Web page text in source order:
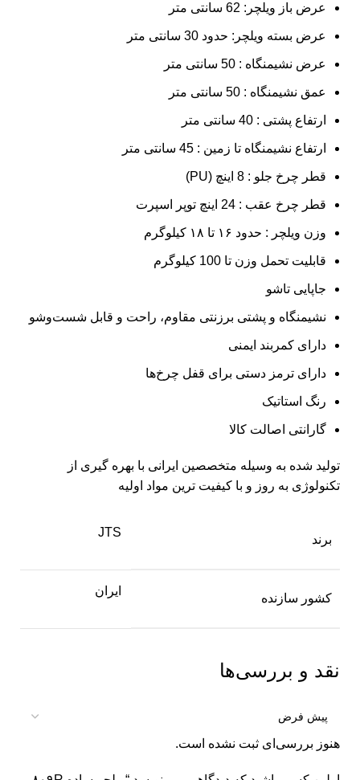
عرض باز ویلچر: 62 سانتی متر
عرض بسته ویلچر: حدود 30 سانتی متر
عرض نشیمنگاه : 50 سانتی متر
عمق نشیمنگاه : 50 سانتی متر
ارتفاع پشتی : 40 سانتی متر
ارتفاع نشیمنگاه تا زمین : 45 سانتی متر
قطر چرخ جلو : 8 اینچ (PU)
قطر چرخ عقب : 24 اینچ توپر اسپرت
وزن ویلچر : حدود ۱۶ تا ۱۸ کیلوگرم
قابلیت تحمل وزن تا 100 کیلوگرم
جاپایی تاشو
نشیمنگاه و پشتی برزنتی مقاوم، راحت و قابل شست‌وشو
دارای کمربند ایمنی
دارای ترمز دستی برای قفل چرخ‌ها
رنگ استاتیک
گارانتی اصالت کالا
تولید شده به وسیله متخصصین ایرانی با بهره گیری از
تکنولوژی به روز و با کیفیت ترین مواد اولیه
برند
JTS
کشور سازنده
ایران
نقد و بررسی‌ها
هنوز بررسی‌ای ثبت نشده است.